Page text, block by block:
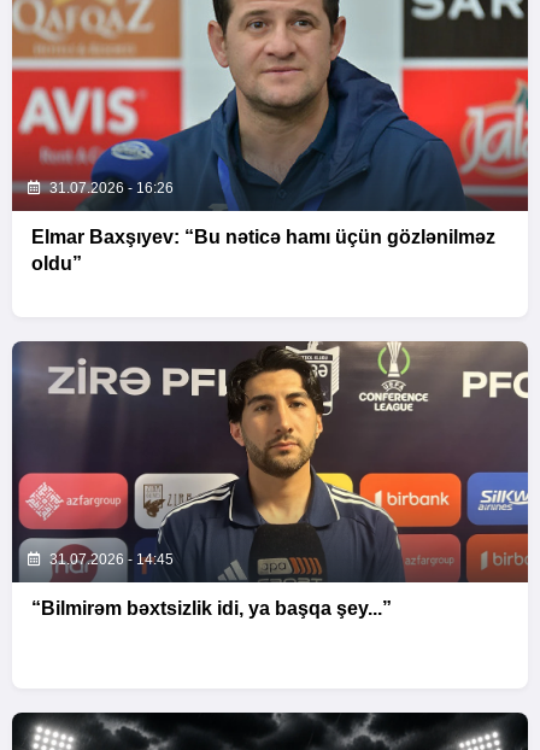
31.07.2026 - 16:26
Elmar Baxşıyev: “Bu nəticə hamı üçün gözlənilməz
oldu”
31.07.2026 - 14:45
“Bilmirəm bəxtsizlik idi, ya başqa şey...”